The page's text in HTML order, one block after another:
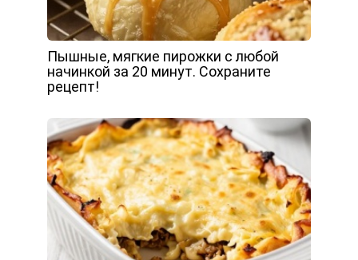
Пышные, мягкие пирожки с любой
начинкой за 20 минут. Сохраните
рецепт!